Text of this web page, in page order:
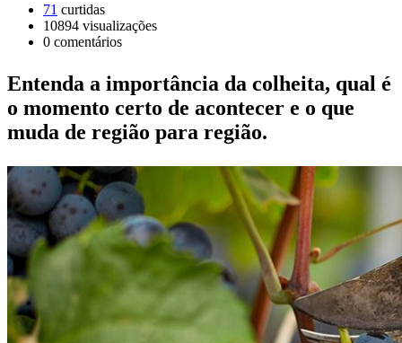
71 curtidas
10894 visualizações
0 comentários
Entenda a importância da colheita, qual é
o momento certo de acontecer e o que
muda de região para região.